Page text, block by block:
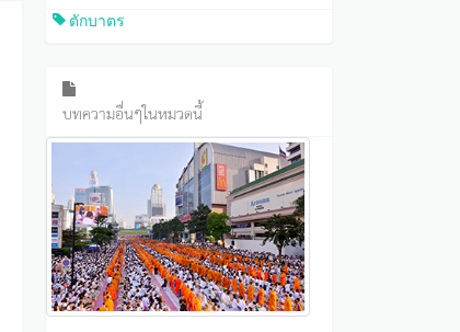
ตักบาตร
บทความอื่นๆในหมวดนี้